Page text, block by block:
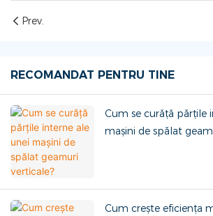
Prev.
RECOMANDAT PENTRU TINE
Cum se curăță părțile
mașini de spălat
Cum crește eficiența